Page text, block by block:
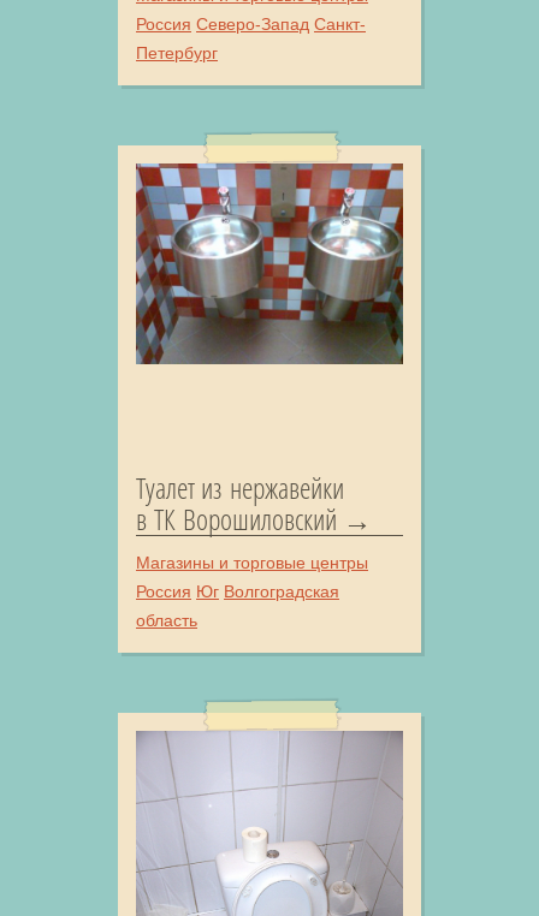
Россия Северо-Запад Санкт-
Петербург
Туалет из нержавейки
в ТК Ворошиловский
Магазины и торговые центры
Россия Юг Волгоградская
область